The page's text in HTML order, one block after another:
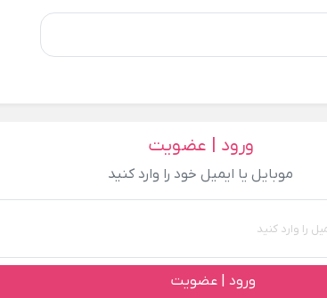
ورود | عضویت
موبایل یا ایمیل خود را وارد کنید
ورود | عضویت